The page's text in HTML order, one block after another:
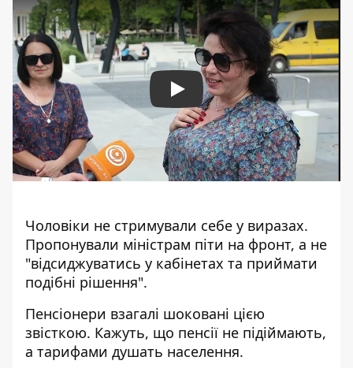
Play
Чоловіки не стримували себе у виразах.
Пропонували міністрам піти на фронт, а не
"відсиджуватись у кабінетах та приймати
подібні рішення".
Пенсіонери взагалі шоковані цією
звісткою. Кажуть, що пенсії не підіймають,
а тарифами душать населення.